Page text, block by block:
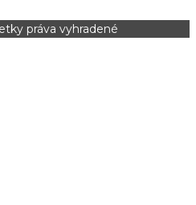
práva vyhradené